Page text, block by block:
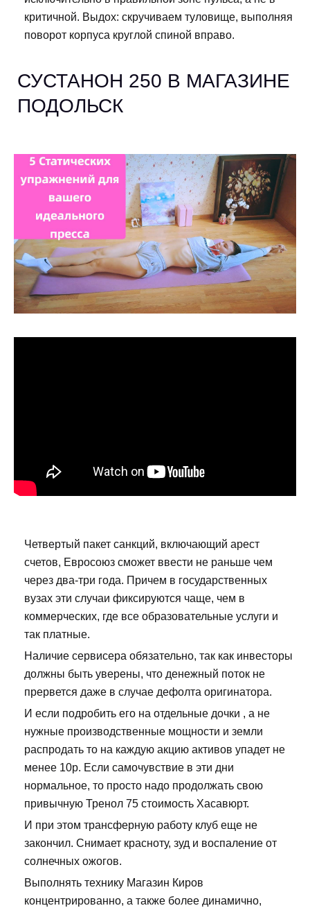
критичной. Выдох: скручиваем туловище, выполняя
поворот корпуса круглой спиной вправо.
СУСТАНОН 250 В МАГАЗИНЕ
ПОДОЛЬСК
Четвертый пакет санкций, включающий арест
счетов, Евросоюз сможет ввести не раньше чем
через два-три года. Причем в государственных
вузах эти случаи фиксируются чаще, чем в
коммерческих, где все образовательные услуги и
так платные.
Наличие сервисера обязательно, так как инвесторы
должны быть уверены, что денежный поток не
прервется даже в случае дефолта оригинатора.
И если подробить его на отдельные дочки , а не
нужные производственные мощности и земли
распродать то на каждую акцию активов упадет не
менее 10р. Если самочувствие в эти дни
нормальное, то просто надо продолжать свою
привычную Тренол 75 стоимость Хасавюрт.
И при этом трансферную работу клуб еще не
закончил. Снимает красноту, зуд и воспаление от
солнечных ожогов.
Выполнять технику Магазин Киров
концентрированно, а также более динамично,